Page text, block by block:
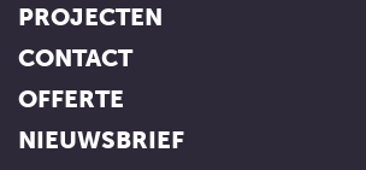
PROJECTEN
CONTACT
OFFERTE
NIEUWSBRIEF